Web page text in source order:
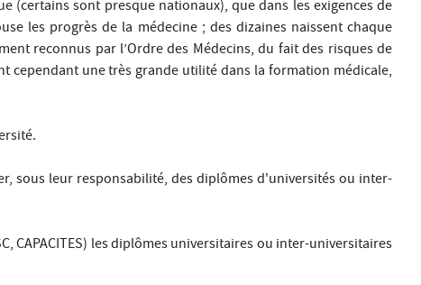
(certains sont presque nationaux), que dans les exigences de
les progrès de la médecine ; des dizaines naissent chaque
reconnus par l’Ordre des Médecins, du fait des risques de
une très grande utilité dans la formation médicale,
sous leur responsabilité, des diplômes d'universités ou inter-
CAPACITES) les diplômes universitaires ou inter-universitaires